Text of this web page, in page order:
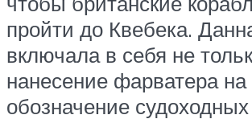
пройти до Квебека.
включала в себя не
нанесение фарватера на
обозначение судоходных